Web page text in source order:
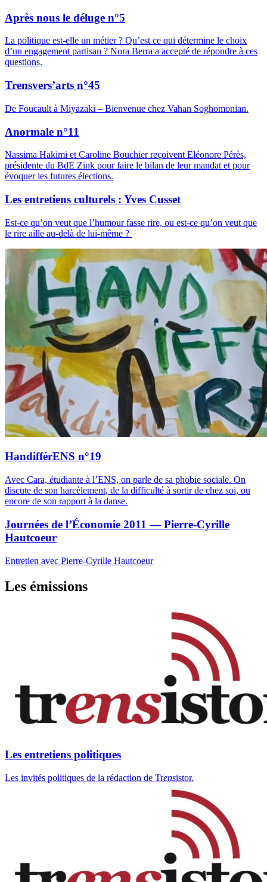
Après nous le déluge n°5
La politique est-elle un métier ? Qu’est ce qui détermine le choix
d’un engagement partisan ? Nora Berra a accepté de répondre à ces
questions.
Trensvers’arts n°45
De Foucault à Miyazaki – Bienvenue chez Vahan Soghomonian.
Anormale n°11
Nassima Hakimi et Caroline Bouchier reçoivent Eléonore Pérès,
présidente du BdE Zink pour faire le bilan de leur mandat et pour
évoquer les futures élections.
Les entretiens culturels : Yves Cusset
Est-ce qu’on veut que l’humour fasse rire, ou est-ce qu’on veut que
le rire aille au-delà de lui-même ?
HandifférENS n°19
Avec Cara, étudiante à l’ENS, on parle de sa phobie sociale. On
discute de son harcèlement, de la difficulté à sortir de chez soi, ou
encore de son rapport à la danse.
Journées de l’Économie 2011 — Pierre-Cyrille
Hautcoeur
Entretien avec Pierre-Cyrille Hautcoeur
Les émissions
Les entretiens politiques
Les invités politiques de la rédaction de Trensistor.